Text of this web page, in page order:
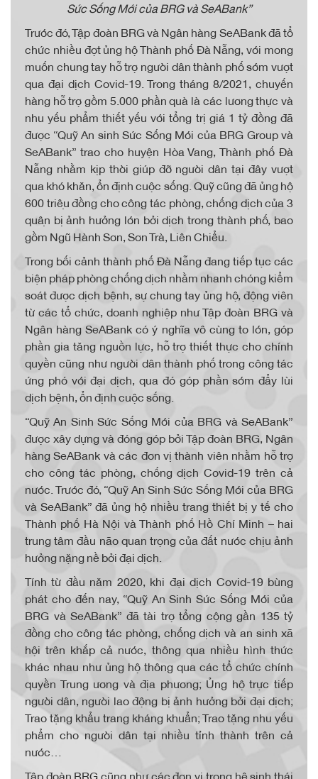
Sức Sống Mới của BRG và SeABank”
Trước đó, Tập đoàn BRG và Ngân hàng SeABank đã tổ
chức nhiều đợt ủng hộ Thành phố Đà Nẵng, với mong
muốn chung tay hỗ trợ người dân thành phố sớm vượt
qua đại dịch Covid-19. Trong tháng 8/2021, chuyến
hàng hỗ trợ gồm 5.000 phần quà là các lương thực và
nhu yếu phẩm thiết yếu với tổng trị giá 1 tỷ đồng đã
được “Quỹ An sinh Sức Sống Mới của BRG Group và
SeABank” trao cho huyện Hòa Vang, Thành phố Đà
Nẵng nhằm kịp thời giúp đỡ người dân tại đây vượt
qua khó khăn, ổn định cuộc sống. Quỹ cũng đã ủng hộ
600 triệu đồng cho công tác phòng, chống dịch của 3
quận bị ảnh hưởng lớn bởi dịch trong thành phố, bao
gồm Ngũ Hành Sơn, Sơn Trà, Liên Chiểu.
Trong bối cảnh thành phố Đà Nẵng đang tiếp tục các
biện pháp phòng chống dịch nhằm nhanh chóng kiểm
soát được dịch bệnh, sự chung tay ủng hộ, động viên
từ các tổ chức, doanh nghiệp như Tập đoàn BRG và
Ngân hàng SeABank có ý nghĩa vô cùng to lớn, góp
phần gia tăng nguồn lực, hỗ trợ thiết thực cho chính
quyền cũng như người dân thành phố trong công tác
ứng phó với đại dịch, qua đó góp phần sớm đẩy lùi
dịch bệnh, ổn định cuộc sống.
“Quỹ An Sinh Sức Sống Mới của BRG và SeABank”
được xây dựng và đóng góp bởi Tập đoàn BRG, Ngân
hàng SeABank và các đơn vị thành viên nhằm hỗ trợ
cho công tác phòng, chống dịch Covid-19 trên cả
nước. Trước đó, “Quỹ An Sinh Sức Sống Mới của BRG
và SeABank” đã ủng hộ nhiều trang thiết bị y tế cho
Thành phố Hà Nội và Thành phố Hồ Chí Minh – hai
trung tâm đầu não quan trọng của đất nước chịu ảnh
hưởng nặng nề bởi đại dịch.
Tính từ đầu năm 2020, khi đại dịch Covid-19 bùng
phát cho đến nay, “Quỹ An Sinh Sức Sống Mới của
BRG và SeABank” đã tài trợ tổng cộng gần 135 tỷ
đồng cho công tác phòng, chống dịch và an sinh xã
hội trên khắp cả nước, thông qua nhiều hình thức
khác nhau như ủng hộ thông qua các tổ chức chính
quyền Trung ương và địa phương; Ủng hộ trực tiếp
người dân, người lao động bị ảnh hưởng bởi đại dịch;
Trao tặng khẩu trang kháng khuẩn; Trao tặng nhu yếu
phẩm cho người dân tại nhiều tỉnh thành trên cả
nước…